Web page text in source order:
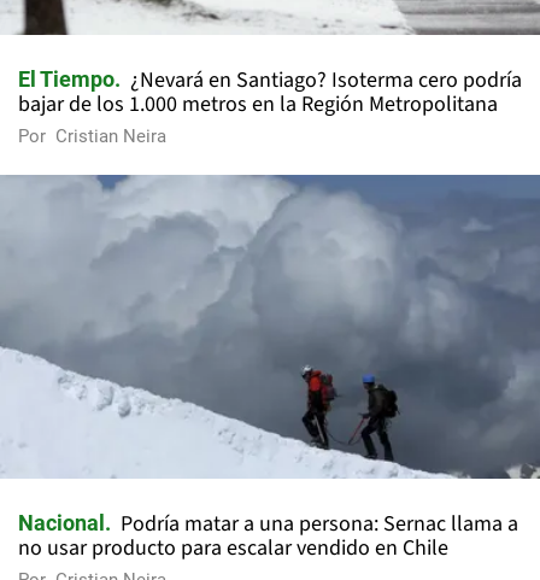
El Tiempo
¿Nevará en Santiago? Isoterma cero podría
bajar de los 1.000 metros en la Región Metropolitana
Por Cristian Neira
Nacional
Podría matar a una persona: Sernac llama a
no usar producto para escalar vendido en Chile